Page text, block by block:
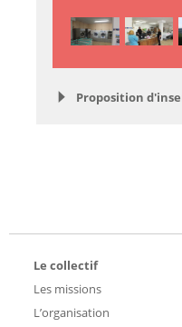
Proposition
Le collectif
Les missions
L’organisation